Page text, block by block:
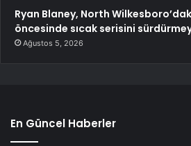
Ryan Blaney, North
öncesinde sıcak serisini
Ağustos 5, 2026
En Güncel Haberler